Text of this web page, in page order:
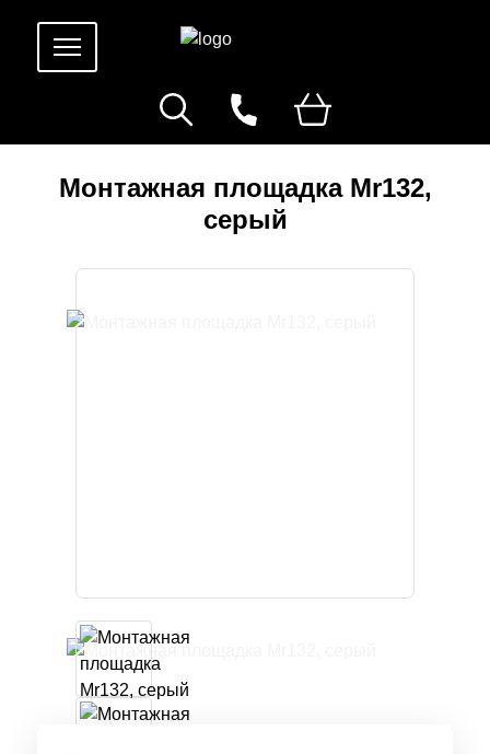
Монтажная площадка Mr132,
серый